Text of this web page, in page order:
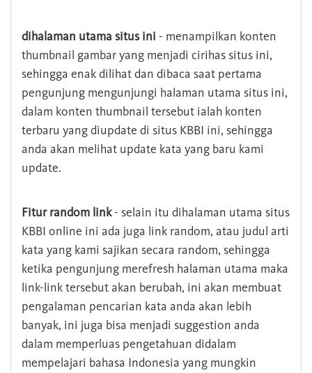
dihalaman utama situs ini - menampilkan konten
thumbnail gambar yang menjadi cirihas situs ini,
sehingga enak dilihat dan dibaca saat pertama
pengunjung mengunjungi halaman utama situs ini,
dalam konten thumbnail tersebut ialah konten
terbaru yang diupdate di situs KBBI ini, sehingga
anda akan melihat update kata yang baru kami
update.
Fitur random link- selain itu dihalaman utama situs
KBBI online ini ada juga link random, atau judul arti
kata yang kami sajikan secara random, sehingga
ketika pengunjung merefresh halaman utama maka
link-link tersebut akan berubah, ini akan membuat
pengalaman pencarian kata anda akan lebih
banyak, ini juga bisa menjadi suggestion anda
dalam memperluas pengetahuan didalam
mempelajari bahasa Indonesia yang mungkin